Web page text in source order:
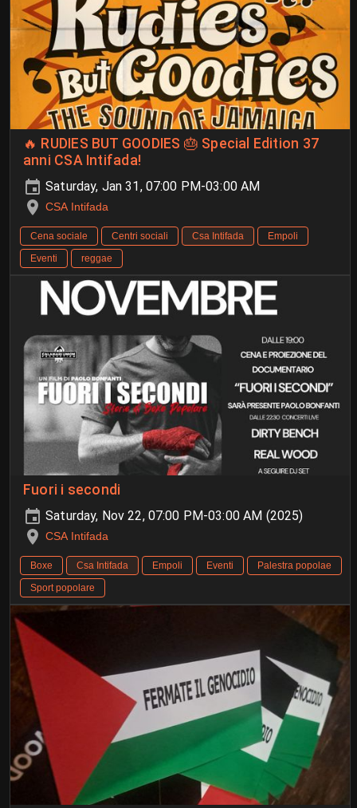
🔥 RUDIES BUT GOODIES 🎂 Special Edition 37
anni CSA Intifada!
Saturday, Jan 31, 07:00 PM-03:00 AM
CSA Intifada
Cena sociale Centri sociali Csa Intifada
Empoli
Eventi
reggae
Fuori i secondi
Saturday, Nov 22, 07:00 PM-03:00 AM (2025)
CSA Intifada
Boxe Csa Intifada Empoli Eventi
Palestra popolae
Sport popolare